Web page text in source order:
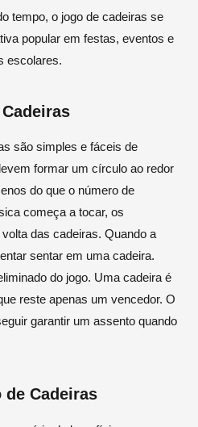
tempo, o jogo de cadeiras se
popular em festas, eventos e
escolares.
são simples e fáceis de
formar um círculo ao redor
do que o número de
começa a tocar, os
das cadeiras. Quando a
sentar em uma cadeira.
do jogo. Uma cadeira é
reste apenas um vencedor. O
garantir um assento quando
Cadeiras